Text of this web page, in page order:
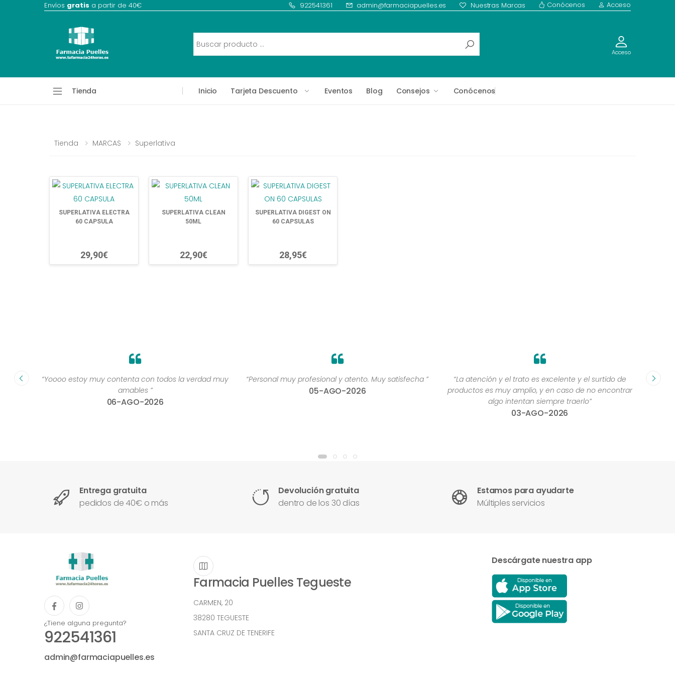
Envíos gratis a partir de 40€ 922541361 admin@farmaciapuelles.es Nuestras Marcas Conócenos Acceso
Acceso
Tienda Inicio Tarjeta Descuento Eventos Blog Consejos Conócenos
Tienda MARCAS Superlativa
SUPERLATIVA ELECTRA
60 CAPSULA
29,90€
SUPERLATIVA CLEAN
50ML
22,90€
SUPERLATIVA DIGEST ON
60 CAPSULAS
28,95€
“Yoooo estoy muy contenta con todos la verdad muy
amables ”
06-AGO-2026
“Personal muy profesional y atento. Muy satisfecha ”
05-AGO-2026
“La atención y el trato es excelente y el surtido de
productos es muy amplio, y en caso de no encontrar
algo intentan siempre traerlo”
03-AGO-2026
Entrega gratuita
pedidos de 40€ o más
Devolución gratuita
dentro de los 30 días
Estamos para ayudarte
Múltiples servicios
¿Tiene alguna pregunta?
922541361
admin@farmaciapuelles.es
Farmacia Puelles Tegueste
CARMEN, 20
38280 TEGUESTE
SANTA CRUZ DE TENERIFE
Descárgate nuestra app